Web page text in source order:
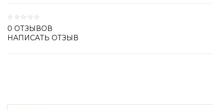
0 ОТЗЫВОВ
НАПИСАТЬ ОТЗЫВ